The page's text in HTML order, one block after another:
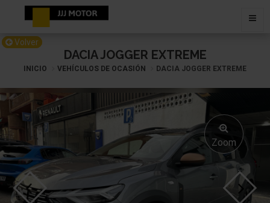
DACIA JOGGER EXTREME
Volver
INICIO VEHÍCULOS DE OCASIÓN DACIA JOGGER EXTREME
Zoom